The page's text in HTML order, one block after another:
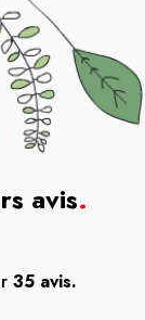
avis.
35 avis.